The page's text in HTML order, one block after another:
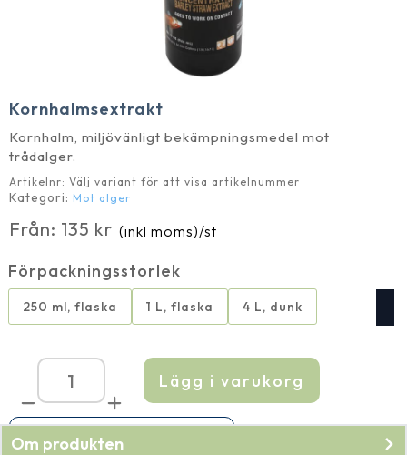
Kornhalmsextrakt
Kornhalm, miljövänligt bekämpningsmedel mot
trådalger.
Artikelnr: Välj variant för att visa artikelnummer
Kategori: Mot alger
Från: 135 kr (inkl moms)/st
Förpackningsstorlek
250 ml, flaska 1 L, flaska 4 L, dunk
Kornhalmsextrakt
mängd
Lägg i varukorg
Om produkten